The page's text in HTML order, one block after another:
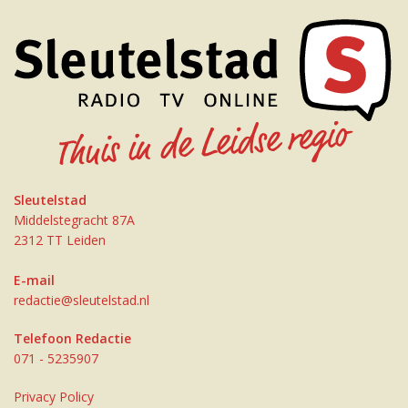
Sleutelstad
Middelstegracht 87A
2312 TT Leiden
E-mail
redactie@sleutelstad.nl
Telefoon Redactie
071 - 5235907
Privacy Policy